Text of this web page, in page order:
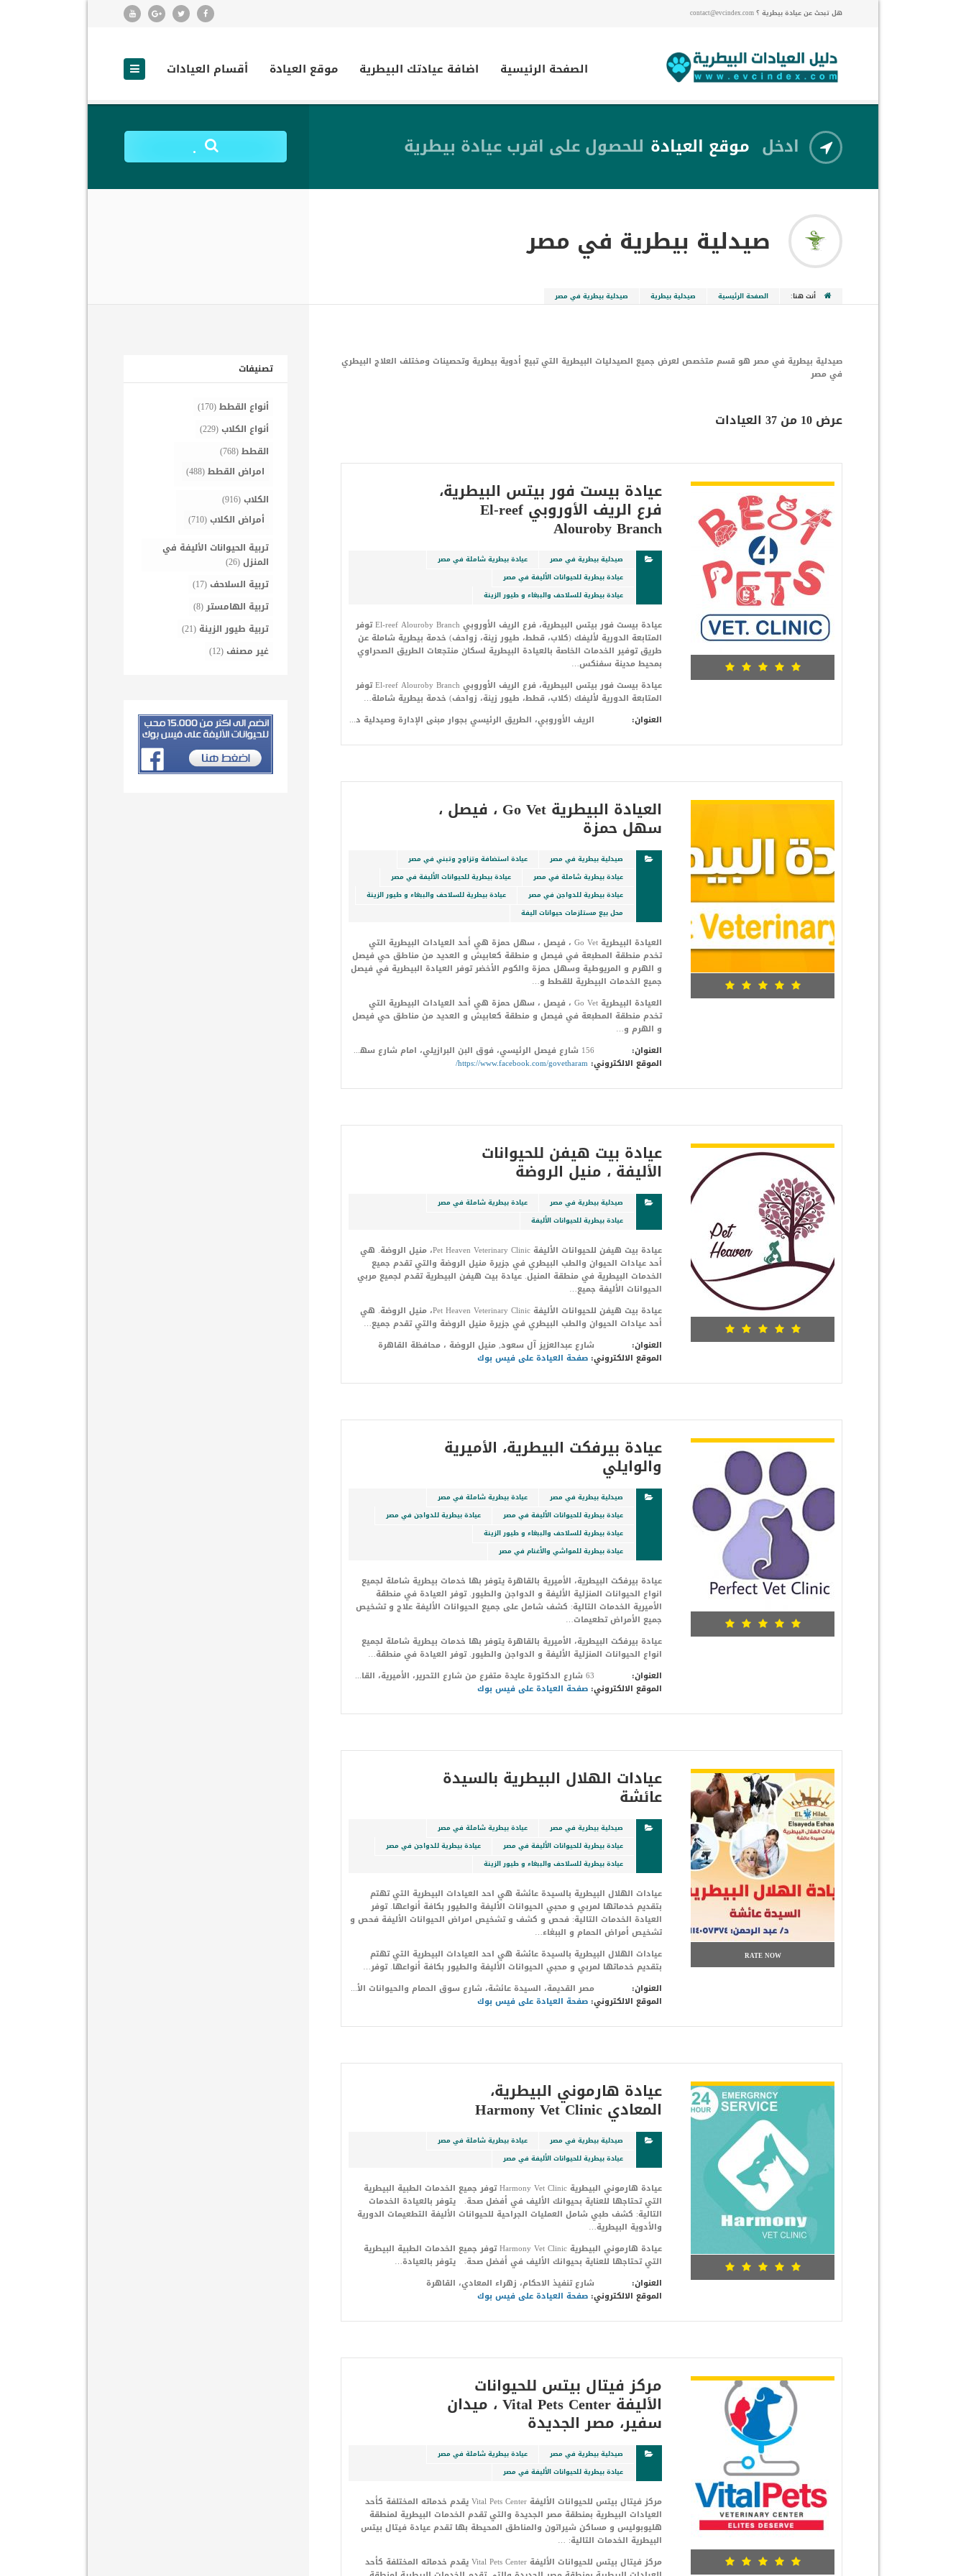
هل تبحث عن عيادة بيطرية ؟ contact@evcindex.com
الصفحة الرئيسية اضافة عيادتك البيطرية موقع العيادة أقسام العيادات
ادخل موقع العيادة للحصول على اقرب عيادة بيطرية .
صيدلية بيطرية في مصر
أنت هنا: الصفحة الرئيسية صيدلية بيطرية صيدلية بيطرية في مصر
صيدلية بيطرية في مصر هو قسم متخصص لعرض جميع الصيدليات البيطرية التي تبيع أدوية بيطرية وتحصينات ومختلف العلاج البيطري
في مصر
عرض 10 من 37 العيادات
شاهد التفاصيل
عيادة بيست فور بيتس البيطرية،
فرع الريف الأوروبي El-reef
Alouroby Branch
صيدلية بيطرية في مصر
عيادة بيطرية شاملة في مصر
عيادة بيطرية للحيوانات الأليفة في مصر
عيادة بيطرية للسلاحف والببغاء و طيور الزينة
عيادة بيست فور بيتس البيطرية، فرع الريف الأوروبي El-reef Alouroby Branch توفر
المتابعة الدورية لأليفك (كلاب، قطط، طيور زينة، زواحف) خدمة بيطرية شاملة عن
طريق توفير الخدمات الخاصة بالعيادة البيطرية لسكان منتجعات الطريق الصحراوي
بمحيط مدينة سفنكس…
عيادة بيست فور بيتس البيطرية، فرع الريف الأوروبي El-reef Alouroby Branch توفر
المتابعة الدورية لأليفك (كلاب، قطط، طيور زينة، زواحف) خدمة بيطرية شاملة…
العنوان:
الريف الأوروبي، الطريق الرئيسي بجوار مبنى الإدارة وصيدلية د.أحمد فريد
شاهد التفاصيل
العيادة البيطرية Go Vet ، فيصل ،
سهل حمزة
صيدلية بيطرية في مصر
عيادة استضافة وتزاوج وتبني في مصر
عيادة بيطرية شاملة في مصر
عيادة بيطرية للحيوانات الأليفة في مصر
عيادة بيطرية للدواجن في مصر
عيادة بيطرية للسلاحف والببغاء و طيور الزينة
محل بيع مستلزمات حيوانات اليفة
العيادة البيطرية Go Vet ، فيصل ، سهل حمزة هي أحد العيادات البيطرية التي
تخدم منطقة المطبعة في فيصل و منطقة كعابيش و العديد من مناطق حي فيصل
و الهرم و المريوطية وسهل حمزة والكوم الأخضر توفر العيادة البيطرية في فيصل
جميع الخدمات البيطرية للقطط و…
العيادة البيطرية Go Vet ، فيصل ، سهل حمزة هي أحد العيادات البيطرية التي
تخدم منطقة المطبعة في فيصل و منطقة كعابيش و العديد من مناطق حي فيصل
و الهرم و…
العنوان:
156 شارع فيصل الرئيسي، فوق البن البرازيلي، امام شارع سهل حمزة، الكوم الأخضر، فيصل
الموقع الالكتروني: https://www.facebook.com/govetharam/
شاهد التفاصيل
عيادة بيت هيفن للحيوانات
الأليفة ، منيل الروضة
صيدلية بيطرية في مصر
عيادة بيطرية شاملة في مصر
عيادة بيطرية للحيوانات الأليفة
عيادة بيت هيفن للحيوانات الأليفة Pet Heaven Veterinary Clinic، منيل الروضة. هي
أحد عيادات الحيوان والطب البيطري في جزيرة منيل الروضة والتي تقدم جميع
الخدمات البيطرية في منطقة المنيل. عيادة بيت هيفن البيطرية تقدم لجميع مربي
الحيوانات الأليفة جميع…
عيادة بيت هيفن للحيوانات الأليفة Pet Heaven Veterinary Clinic، منيل الروضة. هي
أحد عيادات الحيوان والطب البيطري في جزيرة منيل الروضة والتي تقدم جميع…
العنوان:
شارع عبدالعزيز آل سعود, منيل‎ الروضة ، محافظة القاهرة‬
الموقع الالكتروني: صفحة العيادة على فيس بوك
شاهد التفاصيل
عيادة بيرفكت البيطرية، الأميرية
والوايلي
صيدلية بيطرية في مصر
عيادة بيطرية شاملة في مصر
عيادة بيطرية للحيوانات الأليفة في مصر
عيادة بيطرية للدواجن في مصر
عيادة بيطرية للسلاحف والببغاء و طيور الزينة
عيادة بيطرية للمواشي والأغنام في مصر
عيادة بيرفكت البيطرية، الأميرية بالقاهرة يتوفر بها خدمات بيطرية شاملة لجميع
انواع الحيوانات المنزلية الأليفة و الدواجن والطيور. توفر العيادة في منطقة
الأميرية الخدمات التالية: كشف شامل على جميع الحيوانات الأليفة علاج و تشخيص
جميع الأمراض تطعيمات…
عيادة بيرفكت البيطرية، الأميرية بالقاهرة يتوفر بها خدمات بيطرية شاملة لجميع
انواع الحيوانات المنزلية الأليفة و الدواجن والطيور. توفر العيادة في منطقة…
العنوان:
63 شارع الدكتورة عايدة متفرع من شارع التحرير، الأميرية، القاهرة
الموقع الالكتروني: صفحة العيادة على فيس بوك
شاهد التفاصيل
RATE NOW
عيادات الهلال البيطرية بالسيدة
عائشة
صيدلية بيطرية في مصر
عيادة بيطرية شاملة في مصر
عيادة بيطرية للحيوانات الأليفة في مصر
عيادة بيطرية للدواجن في مصر
عيادة بيطرية للسلاحف والببغاء و طيور الزينة
عيادات الهلال البيطرية بالسيدة عائشة هي احد العيادات البيطرية التي تهتم
بتقديم خدماتها لمربي و محبي الحيوانات الأليفة والطيور بكافة أنواعها. توفر
العيادة الخدمات التالية: فحص و كشف و تشخيص امراض الحيوانات الأليفة فحص و
تشخيص أمراض الحمام و الببغاء…
عيادات الهلال البيطرية بالسيدة عائشة هي احد العيادات البيطرية التي تهتم
بتقديم خدماتها لمربي و محبي الحيوانات الأليفة والطيور بكافة أنواعها. توفر…
العنوان:
مصر القديمة، السيدة عائشة، شارع سوق الحمام والحيوانات الأليفة، الخارطة القديمه، أمام دار المناسبات.
الموقع الالكتروني: صفحة العيادة على فيس بوك
شاهد التفاصيل
عيادة هارموني البيطرية،
المعادي Harmony Vet Clinic
صيدلية بيطرية في مصر
عيادة بيطرية شاملة في مصر
عيادة بيطرية للحيوانات الأليفة في مصر
عيادة هارموني البيطرية Harmony Vet Clinic توفر جميع الخدمات الطبية البيطرية
التي تحتاجها للعناية بحيوانك الأليف في أفضل صحة. يتوفر بالعيادة الخدمات
التالية: كشف طبي شامل العمليات الجراحية للحيوانات الأليفة التطعيمات الدورية
والأدوية البيطرية…
عيادة هارموني البيطرية Harmony Vet Clinic توفر جميع الخدمات الطبية البيطرية
التي تحتاجها للعناية بحيوانك الأليف في أفضل صحة. يتوفر بالعيادة…
العنوان:
شارع تنفيذ الاحكام، زهراء المعادي، القاهرة
الموقع الالكتروني: صفحة العيادة على فيس بوك
شاهد التفاصيل
مركز فيتال بيتس للحيوانات
الأليفة Vital Pets Center ، ميدان
سفير، مصر الجديدة
صيدلية بيطرية في مصر
عيادة بيطرية شاملة في مصر
عيادة بيطرية للحيوانات الأليفة في مصر
مركز فيتال بيتس للحيوانات الأليفة Vital Pets Center يقدم خدماته المختلفة كأحد
العيادات البيطرية بمنطقة مصر الجديدة والتي تقدم الخدمات البيطرية لمنطقة
هليوبوليس و مساكن شيراتون والمناطق المحيطة بها تقدم عيادة فيتال بيتس
البيطرية الخدمات التالية: …
مركز فيتال بيتس للحيوانات الأليفة Vital Pets Center يقدم خدماته المختلفة كأحد
تصنيفات
أنواع القطط(170)
أنواع الكلاب(229)
القطط(768)
امراض القطط(488)
الكلاب(916)
أمراض الكلاب(710)
تربية الحيوانات الأليفة في
المنزل(26)
تربية السلاحف(17)
تربية الهامستر(8)
تربية طيور الزينة (21)
غير مصنف(12)